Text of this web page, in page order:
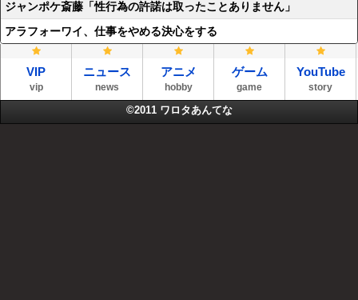
ジャンポケ斎藤「性行為の許諾は取ったことありません」
アラフォーワイ、仕事をやめる決心をする
VIP
vip
ニュース
news
アニメ
hobby
ゲーム
game
YouTube
story
©2011 ワロタあんてな